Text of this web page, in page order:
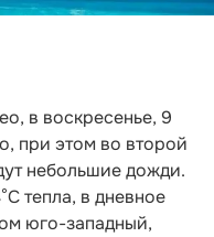
в воскресенье, 9
при этом во второй
небольшие дожди.
тепла, в дневное
юго-западный,